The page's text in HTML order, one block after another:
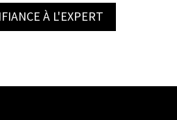
À L'EXPERT